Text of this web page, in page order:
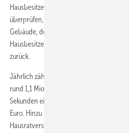
Hausbesitzer nach rund 30 Jahren ihr
überprüfen, wenn nicht sogar bereits
Gebäude, desto häufiger sind
Hausbesitzer schrecken wegen der
zurück.
Jährlich zählen die Gebäudeversicherer
rund 1,1 Mio. Leitungswasserschäden –
Sekunden ein Leck. Die Kosten
Euro. Hinzu kamen 230 Mio. Euro Schäden
Hausratversicherung. Zum Vergleich: